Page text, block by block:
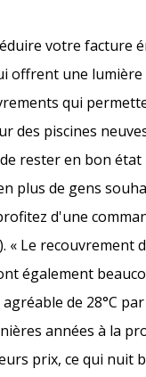
votre facture
offrent une
qui
des piscines
rester en bon
plus de gens
d'une
« Le
également
de 28°C
années à la
prix, ce qui nuit